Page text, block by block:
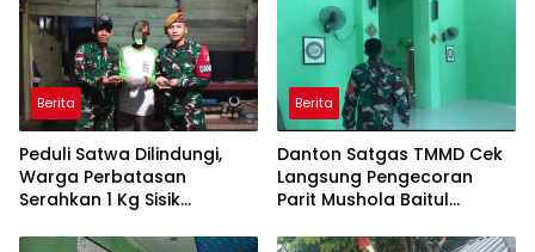
Berita
Peduli Satwa Dilindungi,
Warga Perbatasan
Serahkan 1 Kg Sisik
Pamtas RI-Malaysia
Berita
Danton Satgas TMMD Cek
Langsung Pengecoran
Parit Mushola Baitul